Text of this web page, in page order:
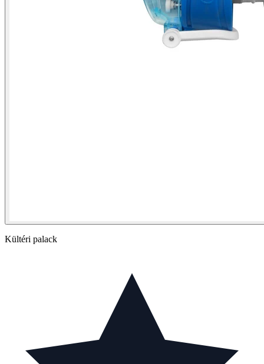
Kültéri palack